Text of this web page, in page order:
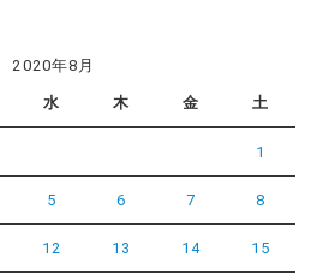
2020年8月
水 木 金 土
1
5 6 7 8
12 13 14 15